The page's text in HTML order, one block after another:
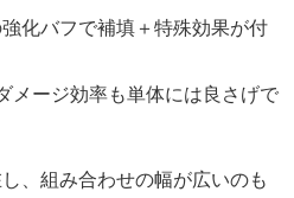
化バフで補填＋特殊効果が付
メージ効率も単体には良さげで
、組み合わせの幅が広いのも